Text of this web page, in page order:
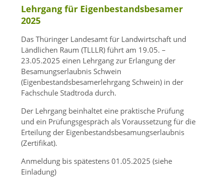
Lehrgang für Eigenbestandsbesamer
2025
Das Thüringer Landesamt für Landwirtschaft und
Ländlichen Raum (TLLLR) führt am 19.05. –
23.05.2025 einen Lehrgang zur Erlangung der
Besamungserlaubnis Schwein
(Eigenbestandsbesamerlehrgang Schwein) in der
Fachschule Stadtroda durch.
Der Lehrgang beinhaltet eine praktische Prüfung
und ein Prüfungsgespräch als Voraussetzung für die
Erteilung der Eigenbestandsbesamungserlaubnis
(Zertifikat).
Anmeldung bis spätestens 01.05.2025 (siehe
Einladung)